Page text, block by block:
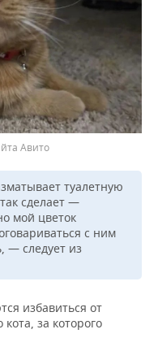
Авито
туалетную
сделает —
мой цветок
с ним
— следует из
избавиться от
за которого